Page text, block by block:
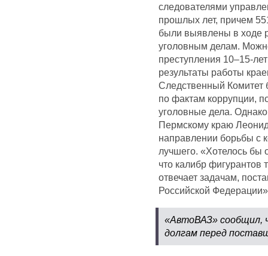
следователями
прошлых лет, причем
были выявлены в ходе
уголовным делам.
преступления 10–15-
результаты работы
Следственный Комитет
по фактам коррупции,
уголовные дела.
Пермскому краю
направлении борьбы с
лучшего. «Хотелось бы
что калибр
отвечает задачам,
Российской
«АвтоВАЗ» сообщил,
долгам перед